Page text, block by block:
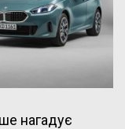
нагадує